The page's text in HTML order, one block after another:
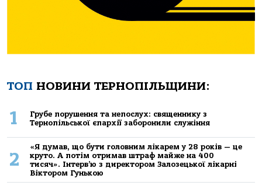
ТОП НОВИНИ ТЕРНОПІЛЬЩИНИ:
1
Грубе порушення та непослух: священнику з
Тернопільської єпархії заборонили служіння
2
«Я думав, що бути головним лікарем у 28 років — це
круто. А потім отримав штраф майже на 400
тисяч». Інтерв’ю з директором Залозецької лікарні
Віктором Гунькою